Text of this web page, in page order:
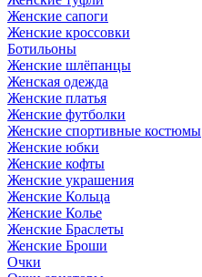
Женские сапоги
Женские кроссовки
Ботильоны
Женские шлёпанцы
Женская одежда
Женские платья
Женские футболки
Женские спортивные костюмы
Женские юбки
Женские кофты
Женские украшения
Женские Кольца
Женские Колье
Женские Браслеты
Женские Броши
Очки